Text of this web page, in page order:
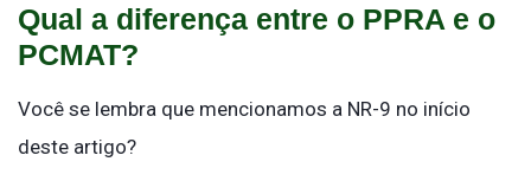
Qual a diferença entre o PPRA e o
PCMAT?
Você se lembra que mencionamos a NR-9 no início
deste artigo?